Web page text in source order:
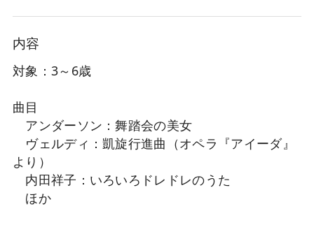
内容
対象：3～6歳
曲目
アンダーソン：舞踏会の美女
ヴェルディ：凱旋行進曲（オペラ『アイーダ』
より）
内田祥子：いろいろドレドレのうた
ほか